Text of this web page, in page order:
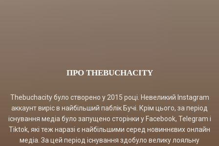
ПРО THEBUCHACITY
Thebuchacity було створено у 2015 році. Невеликий Instagram
аккаунт виріс в найбільший паблік Бучі. Крім цього, за період
існування медіа було запущено сторінки у Facebook, Telegram і
Tiktok, які теж наразі є найбільшими серед новиннєвих онлайн
медіа. За цей період існування здобуло велику лояльну